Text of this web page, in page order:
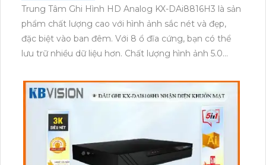
Trung Tâm Ghi Hình HD Analog KX-DAi8816H3 là sản
phẩm chất lượng cao với hình ảnh sắc nét và đẹp,
đặc biệt vào ban đêm. Với 8 ổ đĩa cứng, bạn có thể
lưu trữ nhiều dữ liệu hơn. Chất lượng hình ảnh 5.0
chi phí mà vẫn đảm bảo được hình ảnh đẹp.Sản
phẩm hỗ trợ công nghệ AHD, CVI, TVI, BCS, phù hợp
cho cả công trình dân dụng và công trình lớn. Đầu
ghi 16 kênh giúp bạn quan sát từ nhiều góc độ khác
nhau.Đặc điểm nổi bật của sản phẩm là công nghệ
AI, giúp tiết kiệm 50% dung lượng lưu trữ. Với hỗ trợ